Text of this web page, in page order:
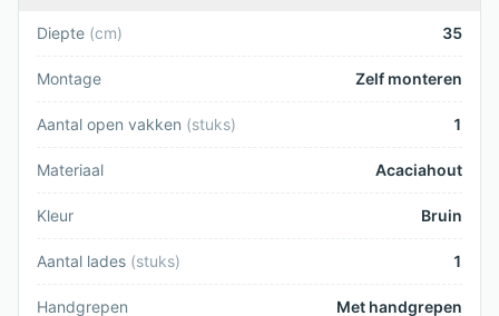
Diepte (cm) 35
Montage Zelf monteren
Aantal open vakken (stuks) 1
Materiaal Acaciahout
Kleur Bruin
Aantal lades (stuks) 1
Handgrepen Met handgrepen